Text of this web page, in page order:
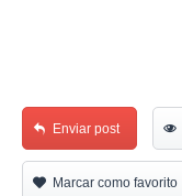
Enviar post
Marcar como favorito